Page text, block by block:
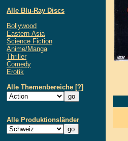
Alle Blu-Ray Discs
Bollywood
Eastern-Asia
Science Fiction
Anime/Manga
Thriller
Comedy
Erotik
Alle Themenbereiche [?]
Alle Produktionsländer